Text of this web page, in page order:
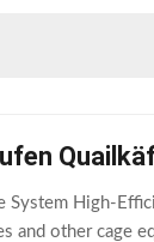
System High-
and other cage